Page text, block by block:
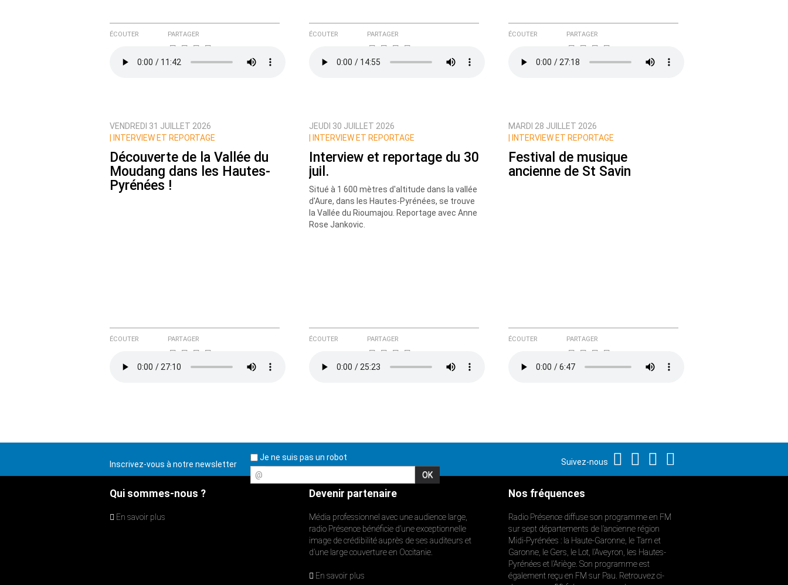
Prévenez-moi de tous les nouveaux commentaires de cette discussion par email
ÉCOUTER PARTAGER ÉCOUTER PARTAGER ÉCOUTER PARTAGER
VENDREDI 31 JUILLET 2026
INTERVIEW ET REPORTAGE
Découverte de la Vallée du
Moudang dans les Hautes-
Pyrénées !
ÉCOUTER PARTAGER
JEUDI 30 JUILLET 2026
INTERVIEW ET REPORTAGE
Interview et reportage du 30
juil.
Situé à 1 600 mètres d'altitude dans la vallée
d'Aure, dans les Hautes-Pyrénées, se trouve
la Vallée du Rioumajou. Reportage avec Anne
Rose Jankovic.
ÉCOUTER PARTAGER
MARDI 28 JUILLET 2026
INTERVIEW ET REPORTAGE
Festival de musique
ancienne de St Savin
ÉCOUTER PARTAGER
Inscrivez-vous à notre newsletter
Je ne suis pas un robot
@
Suivez-nous
Qui sommes-nous ?
En savoir plus
Devenir partenaire
Média professionnel avec une audience large,
radio Présence bénéficie d’une exceptionnelle
image de crédibilité auprès de ses auditeurs et
d’une large couverture en Occitanie.
En savoir plus
Nos fréquences
Radio Présence diffuse son programme en FM
sur sept départements de l’ancienne région
Midi-Pyrénées : la Haute-Garonne, le Tarn et
Garonne, le Gers, le Lot, l’Aveyron, les Hautes-
Pyrénées et l’Ariège. Son programme est
également reçu en FM sur Pau. Retrouvez ci-